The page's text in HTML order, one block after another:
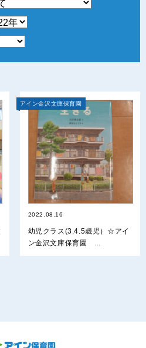
アイン金沢文庫保育園
2022.08.16
幼児クラス(3.4.5歳児）☆アイ
ン金沢文庫保育園 ...